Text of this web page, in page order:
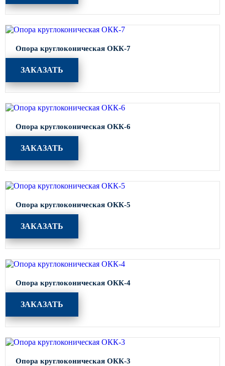
Опора круглоконическая ОКК-7
ЗАКАЗАТЬ
Опора круглоконическая ОКК-6
ЗАКАЗАТЬ
Опора круглоконическая ОКК-5
ЗАКАЗАТЬ
Опора круглоконическая ОКК-4
ЗАКАЗАТЬ
Опора круглоконическая ОКК-3